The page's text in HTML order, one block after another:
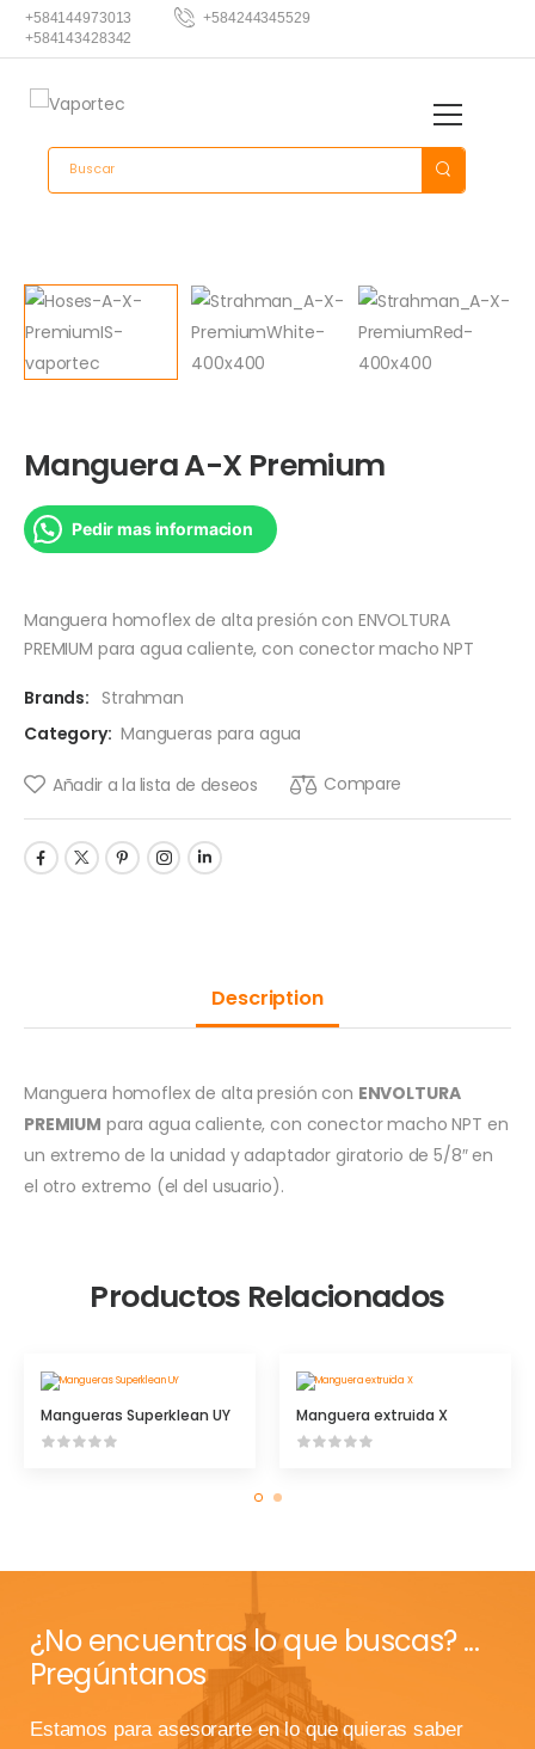
+584144973013
+584244345529
+584143428342
Manguera A-X Premium
Pedir mas informacion
Manguera homoflex de alta presión con ENVOLTURA
PREMIUM para agua caliente, con conector macho NPT
Brands: Strahman
Category: Mangueras para agua
Añadir a la lista de deseos Compare
Description
Manguera homoflex de alta presión con ENVOLTURA
PREMIUM para agua caliente, con conector macho NPT en
un extremo de la unidad y adaptador giratorio de 5/8″ en
el otro extremo (el del usuario).
Productos Relacionados
Mangueras Superklean UY Manguera extruida X
¿No encuentras lo que buscas? ...
Pregúntanos
Estamos para asesorarte en lo que quieras saber